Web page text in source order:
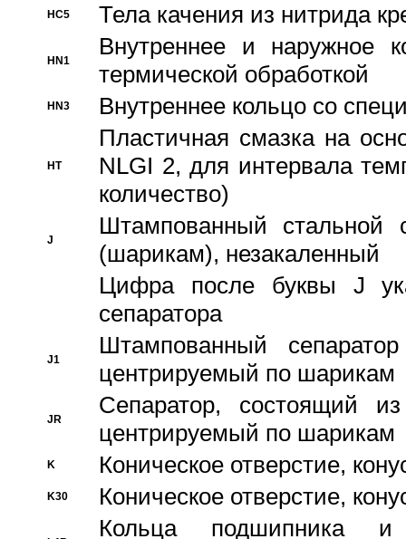
HC5 Тела качения из нитрида
HN1
Bнутреннее и наружное
термической обработкой
HN3 Внутреннее кольцо со
HT
Пластичная смазка на
NLGI 2, для интервала
количество)
J
Штампованный стальной
(шарикам), незакаленный
Цифра после буквы J
сепаратора
J1
Штампованный
центрируемый по шарикам
JR
Сепаратор, состоящий
центрируемый по шарикам
K Коническое отверстие,
K30 Коническое отверстие,
Кольца подшипника